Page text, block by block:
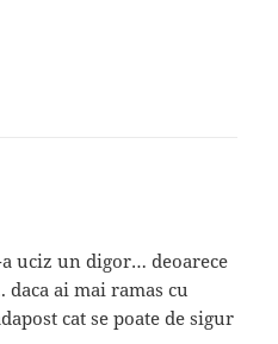
uciz un digor… deoarece
ai mai ramas cu
cat se poate de sigur